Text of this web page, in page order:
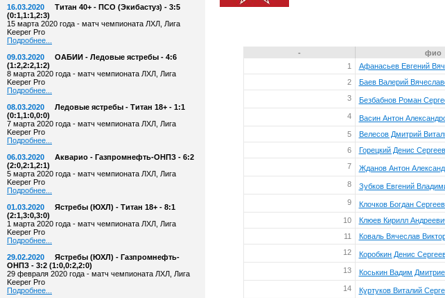
16.03.2020
Титан 40+ - ПСО (Экибастуз) - 3:5
(0:1,1:1,2:3)
15 марта 2020 года - матч чемпионата ЛХЛ, Лига
Keeper Pro
Подробнее...
09.03.2020
ОАБИИ - Ледовые ястребы - 4:6
(1:2,2:2,1:2)
8 марта 2020 года - матч чемпионата ЛХЛ, Лига
Keeper Pro
Подробнее...
08.03.2020
Ледовые ястребы - Титан 18+ - 1:1
(0:1,1:0,0:0)
7 марта 2020 года - матч чемпионата ЛХЛ, Лига
Keeper Pro
Подробнее...
06.03.2020
Акварио - Газпромнефть-ОНПЗ - 6:2
(2:0,2:1,2:1)
5 марта 2020 года - матч чемпионата ЛХЛ, Лига
Keeper Pro
Подробнее...
01.03.2020
Ястребы (ЮХЛ) - Титан 18+ - 8:1
(2:1,3:0,3:0)
1 марта 2020 года - матч чемпионата ЛХЛ, Лига
Keeper Pro
Подробнее...
29.02.2020
Ястребы (ЮХЛ) - Газпромнефть-
ОНПЗ - 3:2 (1:0,0:2,2:0)
29 февраля 2020 года - матч чемпионата ЛХЛ, Лига
Keeper Pro
Подробнее...
- фио
1
Афанасьев Евгений
2
Баев Валерий
3
Безбабнов Роман
4 Васин Антон
5 Велесов Дмитрий
6
Горецкий Денис
7
Жданов Антон
8 Зубков Евгений
9 Клочков Богдан
10 Клюев Кирилл
11
Коваль Вячеслав
12
Коробкин Денис
13 Коськин Вадим
14 Куртуков Виталий